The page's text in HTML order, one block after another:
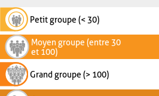
Petit groupe (< 30)
Moyen groupe (entre 30
et 100)
Grand groupe (> 100)